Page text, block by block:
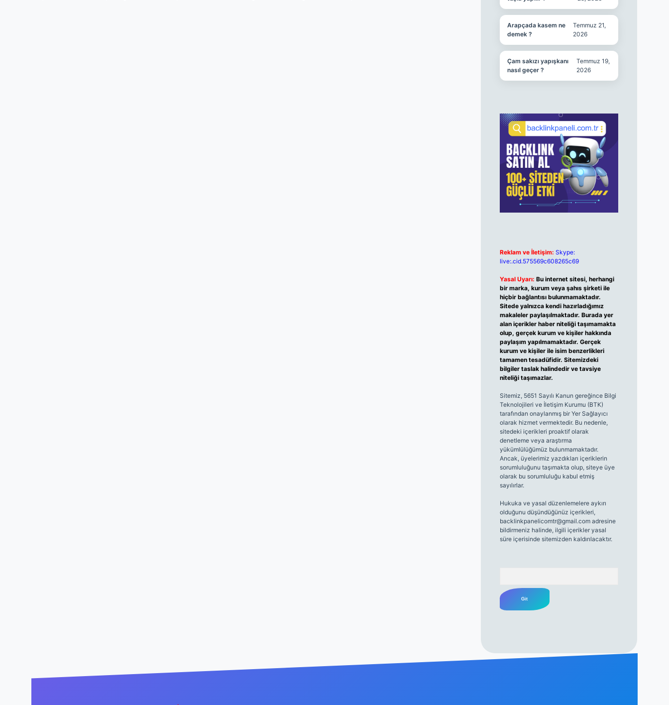
Arapçada kasem ne
demek ?
Temmuz 21,
2026
Çam sakızı yapışkanı
nasıl geçer ?
Temmuz 19,
2026
Reklam ve İletişim: Skype:
live:.cid.575569c608265c69
Yasal Uyarı: Bu internet sitesi, herhangi
bir marka, kurum veya şahıs şirketi ile
hiçbir bağlantısı bulunmamaktadır.
Sitede yalnızca kendi hazırladığımız
makaleler paylaşılmaktadır. Burada yer
alan içerikler haber niteliği taşımamakta
olup, gerçek kurum ve kişiler hakkında
paylaşım yapılmamaktadır. Gerçek
kurum ve kişiler ile isim benzerlikleri
tamamen tesadüfidir. Sitemizdeki
bilgiler taslak halindedir ve tavsiye
niteliği taşımazlar.
Sitemiz, 5651 Sayılı Kanun gereğince Bilgi
Teknolojileri ve İletişim Kurumu (BTK)
tarafından onaylanmış bir Yer Sağlayıcı
olarak hizmet vermektedir. Bu nedenle,
sitedeki içerikleri proaktif olarak
denetleme veya araştırma
yükümlülüğümüz bulunmamaktadır.
Ancak, üyelerimiz yazdıkları içeriklerin
sorumluluğunu taşımakta olup, siteye üye
olarak bu sorumluluğu kabul etmiş
sayılırlar.
Hukuka ve yasal düzenlemelere aykırı
olduğunu düşündüğünüz içerikleri,
backlinkpanelicomtr@gmail.comadresine
bildirmeniz halinde, ilgili içerikler yasal
süre içerisinde sitemizden kaldırılacaktır.